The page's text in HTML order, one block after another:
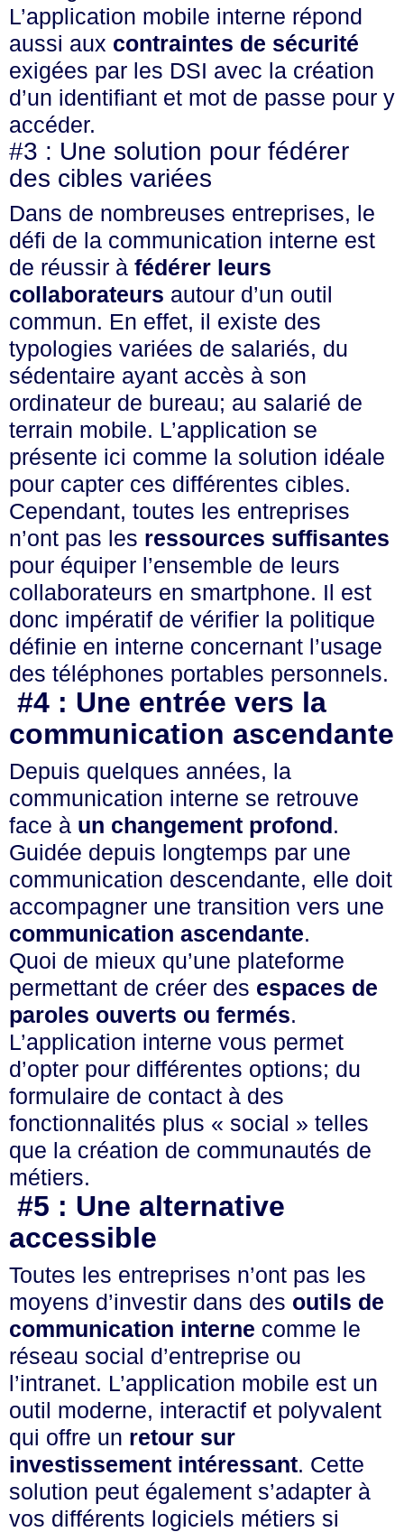
L’application mobile interne répond
aussi aux contraintes de sécurité
exigées par les DSI avec la création
d’un identifiant et mot de passe pour y
accéder.
#3 : Une solution pour fédérer
des cibles variées
Dans de nombreuses entreprises, le
défi de la communication interne est
de réussir à fédérer leurs
collaborateurs autour d’un outil
commun. En effet, il existe des
typologies variées de salariés, du
sédentaire ayant accès à son
ordinateur de bureau; au salarié de
terrain mobile. L’application se
présente ici comme la solution idéale
pour capter ces différentes cibles.
Cependant, toutes les entreprises
n’ont pas les ressources suffisantes
pour équiper l’ensemble de leurs
collaborateurs en smartphone. Il est
donc impératif de vérifier la politique
définie en interne concernant l’usage
des téléphones portables personnels.
#4 : Une entrée vers la
communication ascendante
Depuis quelques années, la
communication interne se retrouve
face à un changement profond.
Guidée depuis longtemps par une
communication descendante, elle doit
accompagner une transition vers une
communication ascendante.
Quoi de mieux qu’une plateforme
permettant de créer des espaces de
paroles ouverts ou fermés.
L’application interne vous permet
d’opter pour différentes options; du
formulaire de contact à des
fonctionnalités plus « social » telles
que la création de communautés de
métiers.
#5 : Une alternative
accessible
Toutes les entreprises n’ont pas les
moyens d’investir dans des outils de
communication interne comme le
réseau social d’entreprise ou
l’intranet. L’application mobile est un
outil moderne, interactif et polyvalent
qui offre un retour sur
investissement intéressant. Cette
solution peut également s’adapter à
vos différents logiciels métiers si